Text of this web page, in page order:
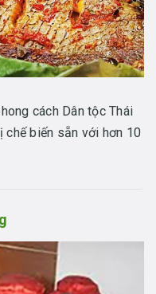
cách Dân tộc Thái
biến sẵn với hơn 10